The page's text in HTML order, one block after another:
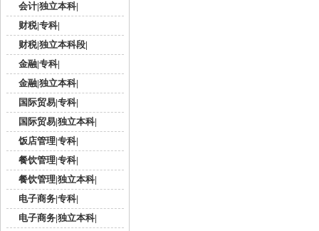
会计|独立本科|
财税|专科|
财税|独立本科段|
金融|专科|
金融|独立本科|
国际贸易|专科|
国际贸易|独立本科|
饭店管理|专科|
餐饮管理|专科|
餐饮管理|独立本科|
电子商务|专科|
电子商务|独立本科|